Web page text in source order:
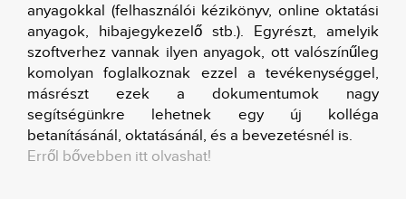
anyagokkal (felhasználói kézikönyv, online oktatási
anyagok, hibajegykezelő stb.). Egyrészt, amelyik
szoftverhez vannak ilyen anyagok, ott valószínűleg
komolyan foglalkoznak ezzel a tevékenységgel,
másrészt ezek a dokumentumok nagy
segítségünkre lehetnek egy új kolléga
betanításánál, oktatásánál, és a bevezetésnél is.
Erről bővebben itt olvashat!